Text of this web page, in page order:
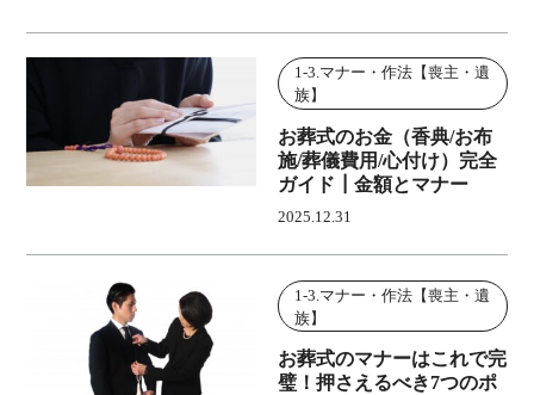
1-3.マナー・作法【喪主・遺
族】
お葬式のお金（香典/お布
施/葬儀費用/心付け）完全
ガイド┃金額とマナー
2025.12.31
1-3.マナー・作法【喪主・遺
族】
お葬式のマナーはこれで完
璧！押さえるべき7つのポ